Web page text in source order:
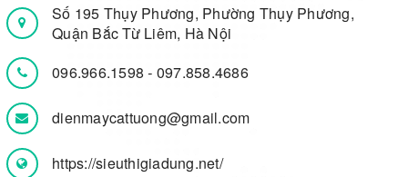
Số 195 Thụy Phương, Phường Thụy Phương,
Quận Bắc Từ Liêm, Hà Nội
096.966.1598- 097.858.4686
dienmaycattuong@gmail.com
https://sieuthigiadung.net/